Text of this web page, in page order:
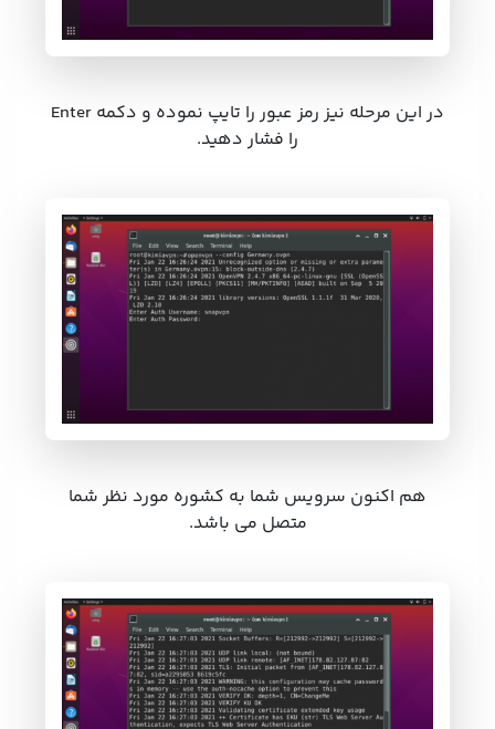
در این مرحله نیز رمز عبور را تایپ نموده و دکمه Enter
را فشار دهید.
هم اکنون سرویس شما به کشوره مورد نظر شما
متصل می باشد.